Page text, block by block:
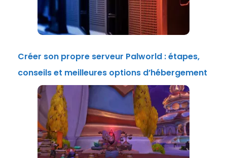
Créer son propre serveur Palworld : étapes,
conseils et meilleures options d’hébergement